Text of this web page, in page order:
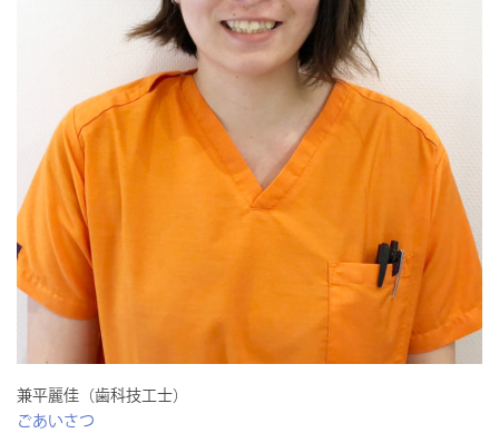
兼平麗佳（歯科技工士）
ごあいさつ